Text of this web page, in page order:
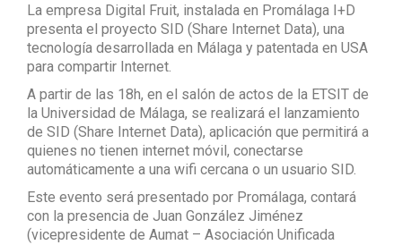
La empresa Digital Fruit, instalada en Promálaga I+D
presenta el proyecto SID (Share Internet Data), una
tecnología desarrollada en Málaga y patentada en USA
para compartir Internet.
A partir de las 18h, en el salón de actos de la ETSIT de
la Universidad de Málaga, se realizará el lanzamiento
de SID (Share Internet Data), aplicación que permitirá a
quienes no tienen internet móvil, conectarse
automáticamente a una wifi cercana o un usuario SID.
Este evento será presentado por Promálaga, contará
con la presencia de Juan González Jiménez
(vicepresidente de Aumat – Asociación Unificada